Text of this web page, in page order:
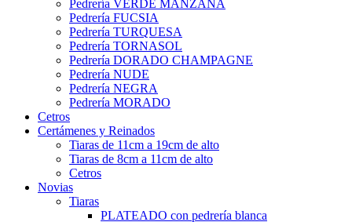
Pedrería VERDE MANZANA
Pedrería FUCSIA
Pedrería TURQUESA
Pedrería TORNASOL
Pedrería DORADO CHAMPAGNE
Pedrería NUDE
Pedrería NEGRA
Pedrería MORADO
Cetros
Certámenes y Reinados
Tiaras de 11cm a 19cm de alto
Tiaras de 8cm a 11cm de alto
Cetros
Novias
Tiaras
PLATEADO con pedrería blanca